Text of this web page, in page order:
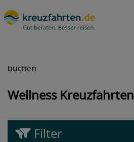
buchen
Wellness Kreuzfahrten
Filter